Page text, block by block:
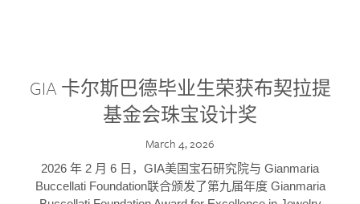
GIA 卡尔斯巴德毕业生荣获布契拉提
基金会珠宝设计奖
March 4, 2026
2026 年 2 月 6 日，GIA美国宝石研究院与 Gianmaria
Buccellati Foundation联合颁发了第九届年度 Gianmaria